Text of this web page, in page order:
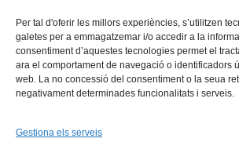
Per tal d'oferir les millors experiències, s’utilitzen
galetes per a emmagatzemar i/o accedir a la
consentiment d’aquestes tecnologies permet el
ara el comportament de navegació o identificadors
web. La no concessió del consentiment o la seua
negativament determinades funcionalitats i serveis.
Gestiona els serveis